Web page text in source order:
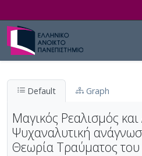
Default Graph
Μαγικός Ρεαλισμός
Ψυχαναλυτική
Θεωρία Τραύματος